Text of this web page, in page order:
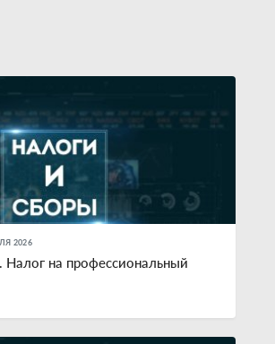
2026
Налог на профессиональный